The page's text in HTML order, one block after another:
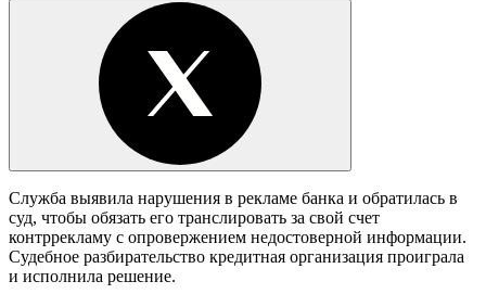
Служба выявила нарушения в рекламе банка и обратилась в
суд, чтобы обязать его транслировать за свой счет
контррекламу с опровержением недостоверной информации.
Судебное разбирательство кредитная организация проиграла
и исполнила решение.